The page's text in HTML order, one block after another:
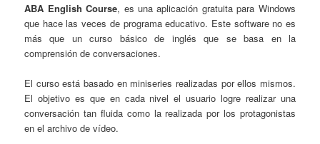
ABA English Course, es una aplicación gratuita para Windows
que hace las veces de programa educativo. Este software no es
más que un curso básico de inglés que se basa en la
comprensión de conversaciones.
El curso está basado en miniseries realizadas por ellos mismos.
El objetivo es que en cada nivel el usuario logre realizar una
conversación tan fluida como la realizada por los protagonistas
en el archivo de vídeo.